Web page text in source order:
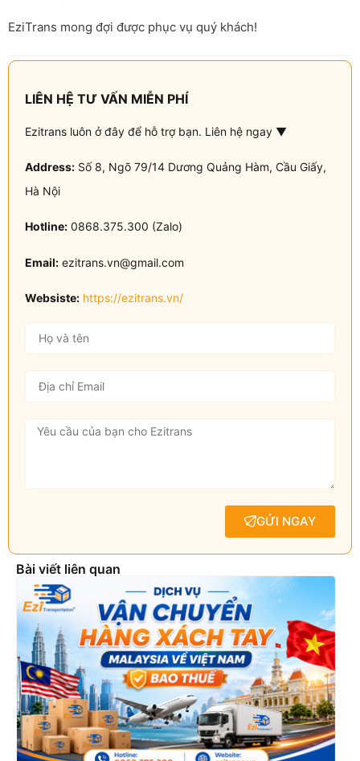
EziTrans mong đợi được phục vụ quý khách!
LIÊN HỆ TƯ VẤN MIỄN PHÍ
Ezitrans luôn ở đây để hỗ trợ bạn. Liên hệ ngay ▼
Address: Số 8, Ngõ 79/14 Dương Quảng Hàm, Cầu Giấy,
Hà Nội
Hotline: 0868.375.300 (Zalo)
Email: ezitrans.vn@gmail.com
Websiste: https://ezitrans.vn/
GỬI NGAY
Bài viết liên quan